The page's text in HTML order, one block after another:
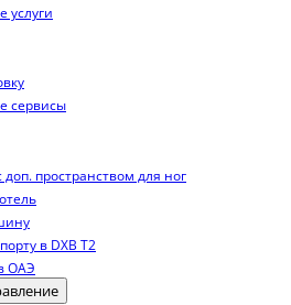
услуги
сервисы
пространством для ног
в DXB T2
ОАЭ